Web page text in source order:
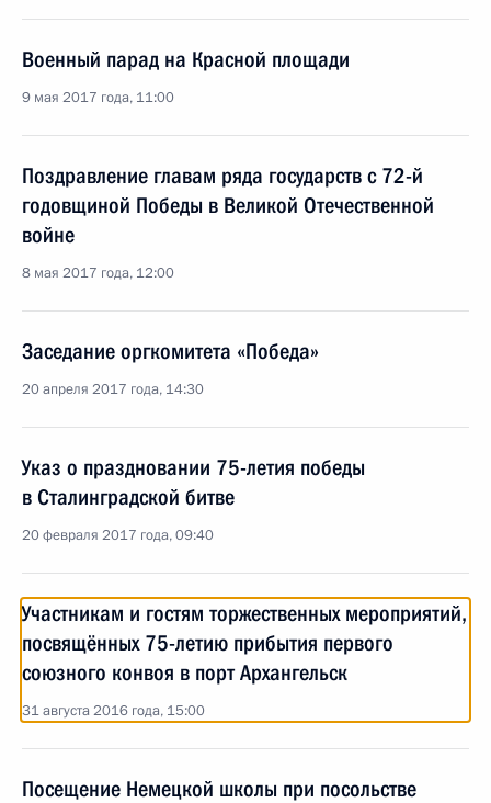
Военный парад на Красной площади
9 мая 2017 года, 11:00
Поздравление главам ряда государств с 72-й
годовщиной Победы в Великой Отечественной
войне
8 мая 2017 года, 12:00
Заседание оргкомитета «Победа»
20 апреля 2017 года, 14:30
Указ о праздновании 75-летия победы
в Сталинградской битве
20 февраля 2017 года, 09:40
Участникам и гостям торжественных мероприятий,
посвящённых 75-летию прибытия первого
союзного конвоя в порт Архангельск
31 августа 2016 года, 15:00
Посещение Немецкой школы при посольстве